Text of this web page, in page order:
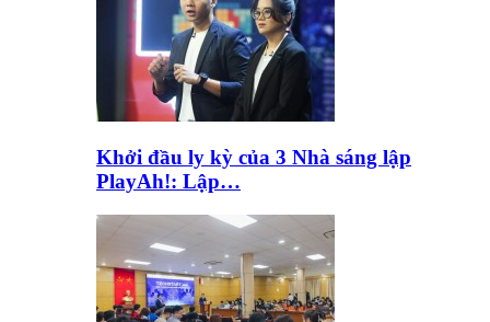
Khởi đầu ly kỳ của 3 Nhà sáng lập
PlayAh!: Lập…